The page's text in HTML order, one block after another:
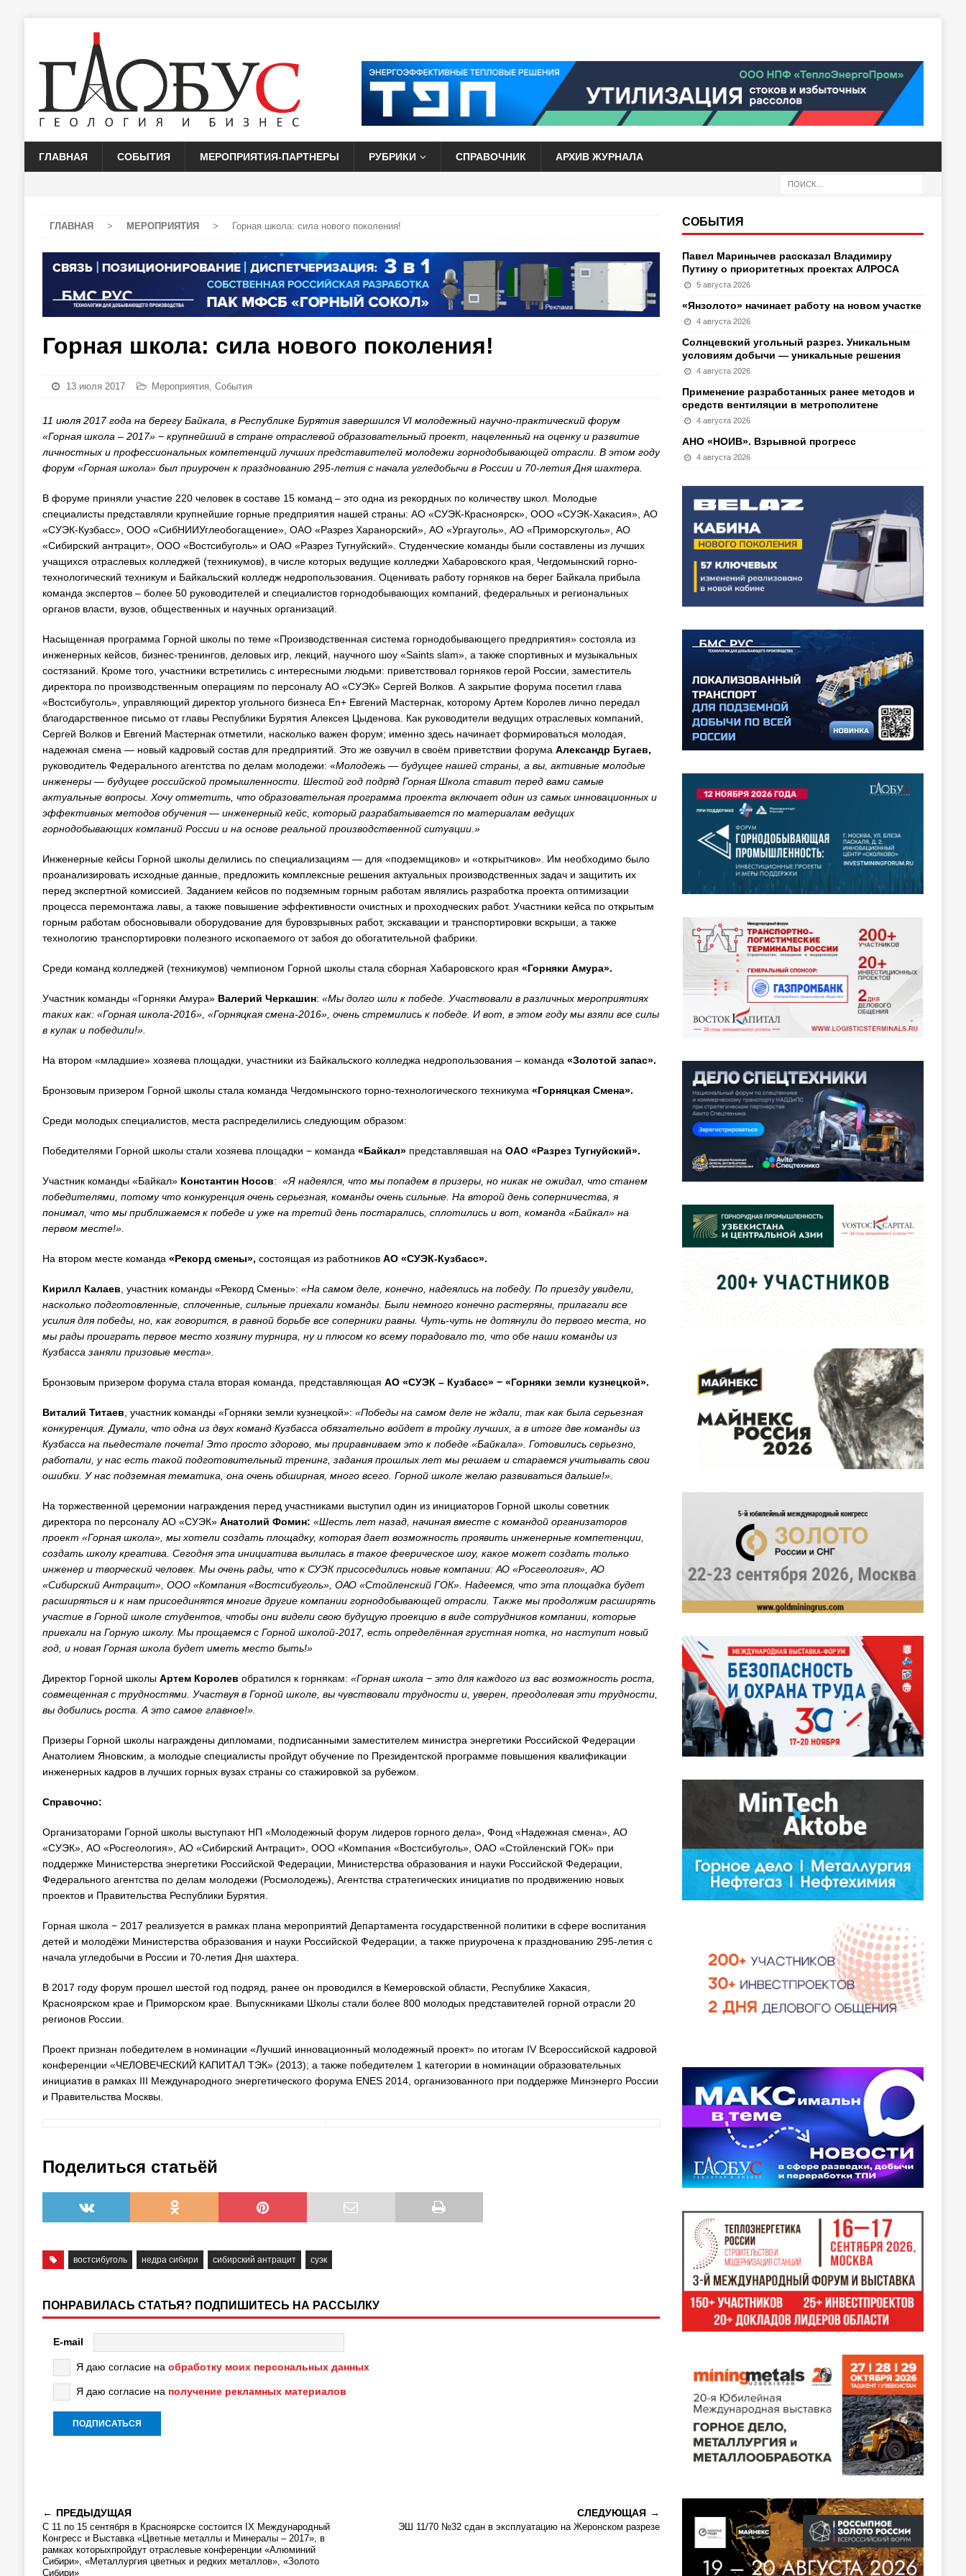
ГЛАВНАЯ СОБЫТИЯ МЕРОПРИЯТИЯ-ПАРТНЕРЫ РУБРИКИ СПРАВОЧНИК АРХИВ ЖУРНАЛА
ГЛАВНАЯ > МЕРОПРИЯТИЯ > Горная школа: сила нового поколения!
Горная школа: сила нового поколения!
13 июля 2017 Мероприятия, События
11 июля 2017 года на берегу Байкала, в Республике Бурятия завершился VI молодежный научно-практический форум
«Горная школа – 2017» − крупнейший в стране отраслевой образовательный проект, нацеленный на оценку и развитие
личностных и профессиональных компетенций лучших представителей молодежи горнодобывающей отрасли. В этом году
форум «Горная школа» был приурочен к празднованию 295-летия с начала угледобычи в России и 70-летия Дня шахтера.
В форуме приняли участие 220 человек в составе 15 команд – это одна из рекордных по количеству школ. Молодые
специалисты представляли крупнейшие горные предприятия нашей страны: АО «СУЭК-Красноярск», ООО «СУЭК-Хакасия», АО
«СУЭК-Кузбасс», ООО «СибНИИУглеобогащение», ОАО «Разрез Харанорский», АО «Ургауголь», АО «Приморскуголь», АО
«Сибирский антрацит», ООО «Востсибуголь» и ОАО «Разрез Тугнуйский». Студенческие команды были составлены из лучших
учащихся отраслевых колледжей (техникумов), в числе которых ведущие колледжи Хабаровского края, Чегдомынский горно-
технологический техникум и Байкальский колледж недропользования. Оценивать работу горняков на берег Байкала прибыла
команда экспертов – более 50 руководителей и специалистов горнодобывающих компаний, федеральных и региональных
органов власти, вузов, общественных и научных организаций.
Насыщенная программа Горной школы по теме «Производственная система горнодобывающего предприятия» состояла из
инженерных кейсов, бизнес-тренингов, деловых игр, лекций, научного шоу «Saints slam», а также спортивных и музыкальных
состязаний. Кроме того, участники встретились с интересными людьми: приветствовал горняков герой России, заместитель
директора по производственным операциям по персоналу АО «СУЭК» Сергей Волков. А закрытие форума посетил глава
«Востсибуголь», управляющий директор угольного бизнеса En+ Евгений Мастернак, которому Артем Королев лично передал
благодарственное письмо от главы Республики Бурятия Алексея Цыденова. Как руководители ведущих отраслевых компаний,
Сергей Волков и Евгений Мастернак отметили, насколько важен форум; именно здесь начинает формироваться молодая,
надежная смена — новый кадровый состав для предприятий. Это же озвучил в своём приветствии форума Александр Бугаев,
руководитель Федерального агентства по делам молодежи: «Молодежь — будущее нашей страны, а вы, активные молодые
инженеры — будущее российской промышленности. Шестой год подряд Горная Школа ставит перед вами самые
актуальные вопросы. Хочу отметить, что образовательная программа проекта включает один из самых инновационных и
эффективных методов обучения — инженерный кейс, который разрабатывается по материалам ведущих
горнодобывающих компаний России и на основе реальной производственной ситуации.»
Инженерные кейсы Горной школы делились по специализациям — для «подземщиков» и «открытчиков». Им необходимо было
проанализировать исходные данные, предложить комплексные решения актуальных производственных задач и защитить их
перед экспертной комиссией. Заданием кейсов по подземным горным работам являлись разработка проекта оптимизации
процесса перемонтажа лавы, а также повышение эффективности очистных и проходческих работ. Участники кейса по открытым
горным работам обосновывали оборудование для буровзрывных работ, экскавации и транспортировки вскрыши, а также
технологию транспортировки полезного ископаемого от забоя до обогатительной фабрики.
Среди команд колледжей (техникумов) чемпионом Горной школы стала сборная Хабаровского края «Горняки Амура».
Участник команды «Горняки Амура» Валерий Черкашин: «Мы долго шли к победе. Участвовали в различных мероприятиях
таких как: «Горная школа-2016», «Горняцкая смена-2016», очень стремились к победе. И вот, в этом году мы взяли все силы
в кулак и победили!».
На втором «младшие» хозяева площадки, участники из Байкальского колледжа недропользования – команда «Золотой запас».
Бронзовым призером Горной школы стала команда Чегдомынского горно-технологического техникума «Горняцкая Смена».
Среди молодых специалистов, места распределились следующим образом:
Победителями Горной школы стали хозяева площадки − команда «Байкал» представлявшая на ОАО «Разрез Тугнуйский».
Участник команды «Байкал» Константин Носов: «Я надеялся, что мы попадем в призеры, но никак не ожидал, что станем
победителями, потому что конкуренция очень серьезная, команды очень сильные. На второй день соперничества, я
понимал, что мы приближаемся к победе и уже на третий день постарались, сплотились и вот, команда «Байкал» на
первом месте!».
На втором месте команда «Рекорд смены», состоящая из работников АО «СУЭК-Кузбасс».
Кирилл Калаев , участник команды «Рекорд Смены»: «На самом деле, конечно, надеялись на победу. По приезду увидели,
насколько подготовленные, сплоченные, сильные приехали команды. Были немного конечно растеряны, прилагали все
усилия для победы, но, как говорится, в равной борьбе все соперники равны. Чуть-чуть не дотянули до первого места, но
мы рады проиграть первое место хозяину турнира, ну и плюсом ко всему порадовало то, что обе наши команды из
Кузбасса заняли призовые места».
Бронзовым призером форума стала вторая команда, представляющая АО «СУЭК – Кузбасс» − «Горняки земли кузнецкой».
Виталий Титаев , участник команды «Горняки земли кузнецкой»: «Победы на самом деле не ждали, так как была серьезная
конкуренция. Думали, что одна из двух команд Кузбасса обязательно войдет в тройку лучших, а в итоге две команды из
Кузбасса на пьедестале почета! Это просто здорово, мы приравниваем это к победе «Байкала». Готовились серьезно,
работали, у нас есть такой подготовительный тренинг, задания прошлых лет мы решаем и стараемся учитывать свои
ошибки. У нас подземная тематика, она очень обширная, много всего. Горной школе желаю развиваться дальше!».
На торжественной церемонии награждения перед участниками выступил один из инициаторов Горной школы советник
директора по персоналу АО «СУЭК» Анатолий Фомин: «Шесть лет назад, начиная вместе с командой организаторов
проект «Горная школа», мы хотели создать площадку, которая дает возможность проявить инженерные компетенции,
создать школу креатива. Сегодня эта инициатива вылилась в такое феерическое шоу, какое может создать только
инженер и творческий человек. Мы очень рады, что к СУЭК присоседились новые компании: АО «Росгеология», АО
«Сибирский Антрацит», ООО «Компания «Востсибуголь», ОАО «Стойленский ГОК». Надеемся, что эта площадка будет
расширяться и к нам присоединятся многие другие компании горнодобывающей отрасли. Также мы продолжим расширять
участие в Горной школе студентов, чтобы они видели свою будущую проекцию в виде сотрудников компании, которые
приехали на Горную школу. Мы прощаемся с Горной школой-2017, есть определённая грустная нотка, но наступит новый
год, и новая Горная школа будет иметь место быть!»
Директор Горной школыАртем Королев обратился к горнякам: «Горная школа − это для каждого из вас возможность роста,
совмещенная с трудностями. Участвуя в Горной школе, вы чувствовали трудности и, уверен, преодолевая эти трудности,
вы добились роста. А это самое главное!».
Призеры Горной школы награждены дипломами, подписанными заместителем министра энергетики Российской Федерации
Анатолием Яновским, а молодые специалисты пройдут обучение по Президентской программе повышения квалификации
инженерных кадров в лучших горных вузах страны со стажировкой за рубежом.
Справочно:
Организаторами Горной школы выступают НП «Молодежный форум лидеров горного дела», Фонд «Надежная смена», АО
«СУЭК», АО «Росгеология», АО «Сибирский Антрацит», ООО «Компания «Востсибуголь», ОАО «Стойленский ГОК» при
поддержке Министерства энергетики Российской Федерации, Министерства образования и науки Российской Федерации,
Федерального агентства по делам молодежи (Росмолодежь), Агентства стратегических инициатив по продвижению новых
проектов и Правительства Республики Бурятия.
Горная школа − 2017 реализуется в рамках плана мероприятий Департамента государственной политики в сфере воспитания
детей и молодёжи Министерства образования и науки Российской Федерации, а также приурочена к празднованию 295-летия с
начала угледобычи в России и 70-летия Дня шахтера.
В 2017 году форум прошел шестой год подряд, ранее он проводился в Кемеровской области, Республике Хакасия,
Красноярском крае и Приморском крае. Выпускниками Школы стали более 800 молодых представителей горной отрасли 20
регионов России.
Проект признан победителем в номинации «Лучший инновационный молодежный проект» по итогам IV Всероссийской кадровой
конференции «ЧЕЛОВЕЧЕСКИЙ КАПИТАЛ ТЭК» (2013); а также победителем 1 категории в номинации образовательных
инициатив в рамках III Международного энергетического форума ENES 2014, организованного при поддержке Минэнерго России
и Правительства Москвы.
Поделиться статьёй
востсибуголь недра сибири сибирский антрацит суэк
ПОНРАВИЛАСЬ СТАТЬЯ? ПОДПИШИТЕСЬ НА РАССЫЛКУ
E-mail
Я даю согласие на обработку моих персональных данных
Я даю согласие на получение рекламных материалов
ПРЕДЫДУЩАЯ
С 11 по 15 сентября в Красноярске состоится IХ Международный
Конгресс и Выставка «Цветные металлы и Минералы – 2017», в
рамках которыхпройдут отраслевые конференции «Алюминий
Сибири», «Металлургия цветных и редких металлов», «Золото
Сибири»
СЛЕДУЮЩАЯ
ЭШ 11/70 №32 сдан в эксплуатацию на Жеронском разрезе
СОБЫТИЯ
Павел Маринычев рассказал Владимиру
Путину о приоритетных проектах АЛРОСА
5 августа 2026
«Янзолото» начинает работу на новом участке
4 августа 2026
Солнцевский угольный разрез. Уникальным
условиям добычи — уникальные решения
4 августа 2026
Применение разработанных ранее методов и
средств вентиляции в метрополитене
4 августа 2026
АНО «НОИВ». Взрывной прогресс
4 августа 2026